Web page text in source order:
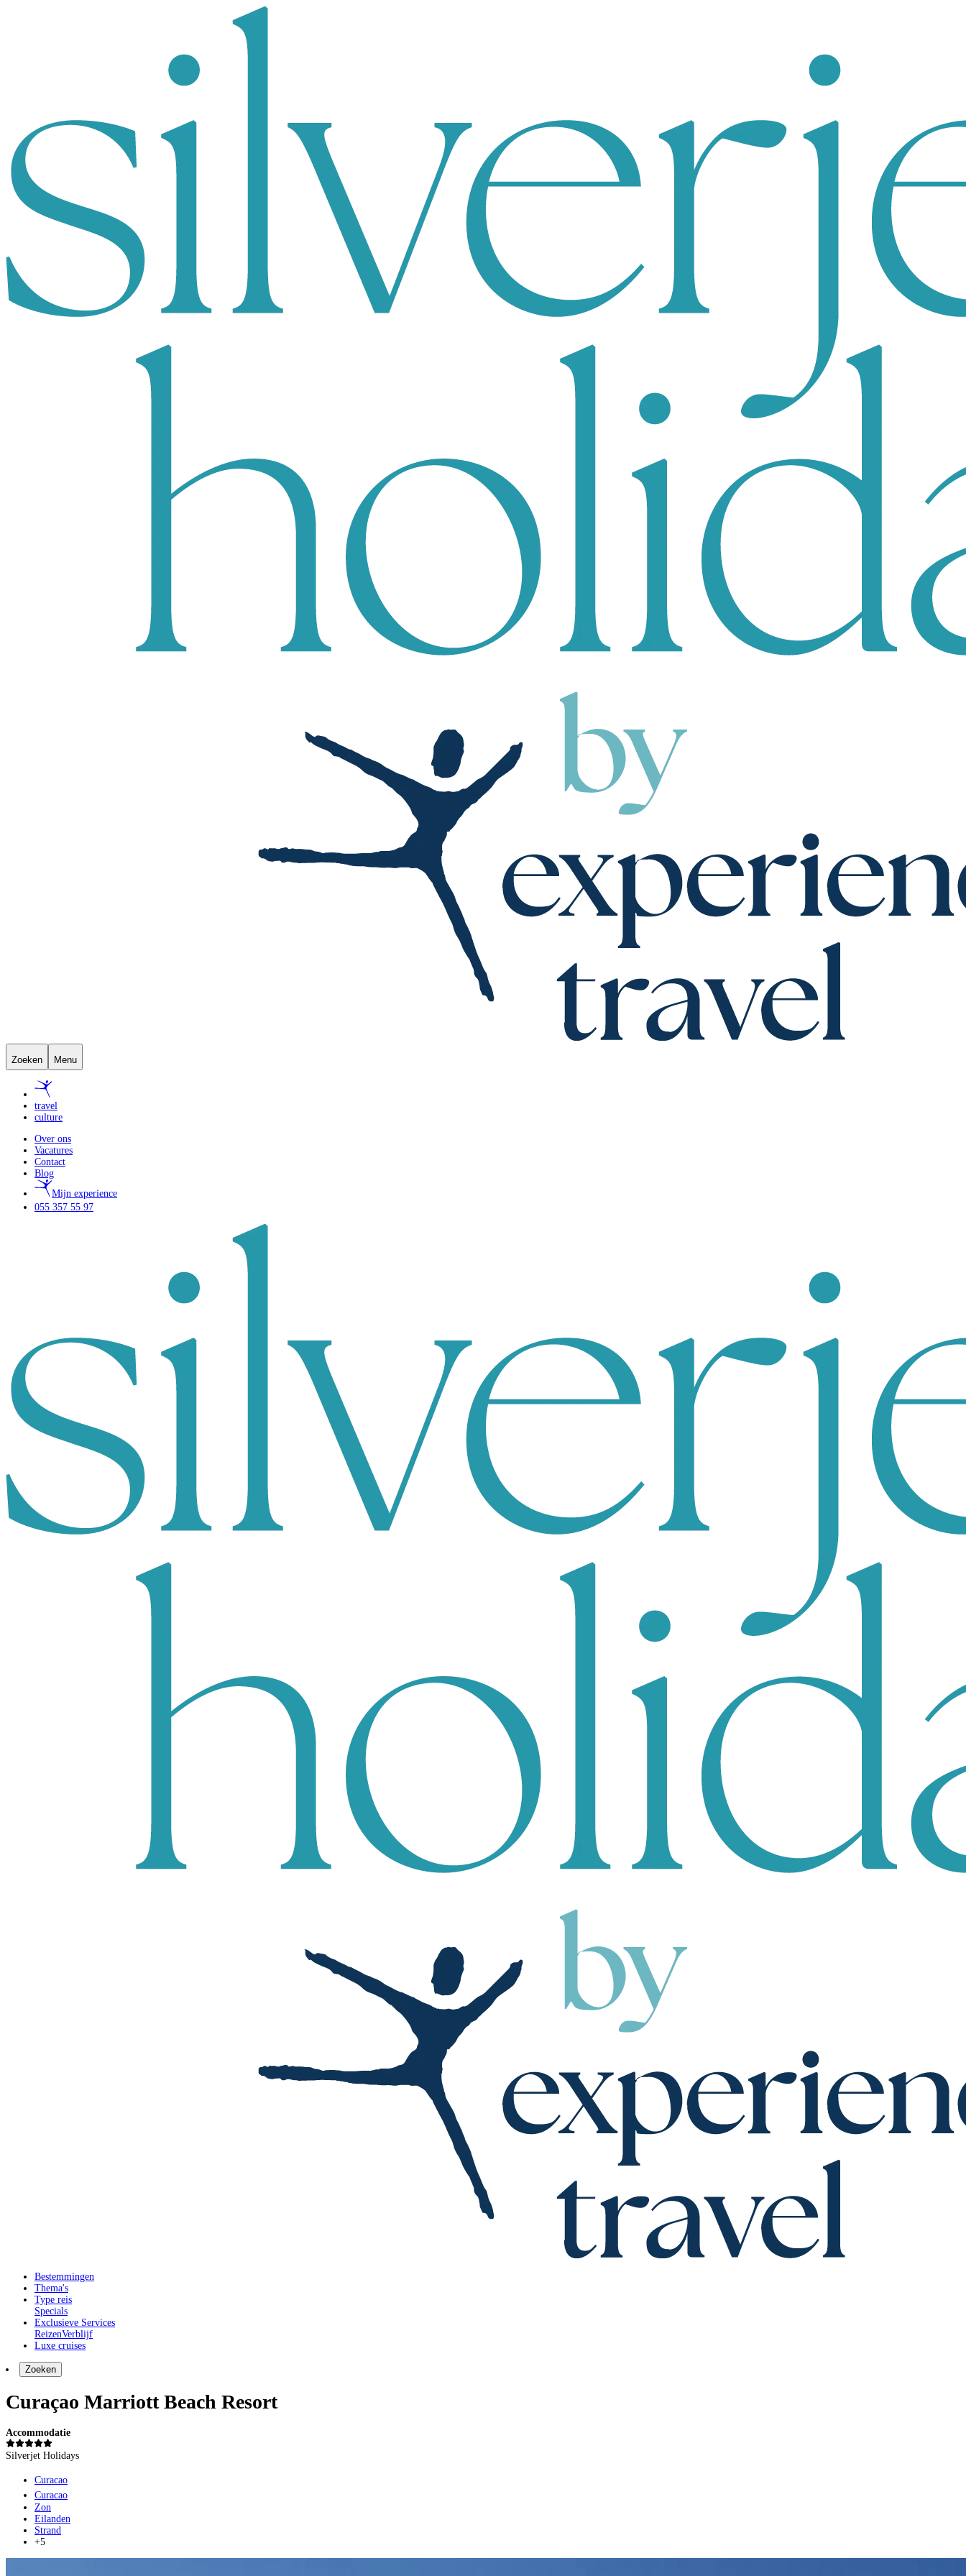
Zoeken Menu
travel
culture
Over ons
Vacatures
Contact
Blog
Mijn experience
055 357 55 97
Bestemmingen
Thema's
Type reis
Specials
Exclusieve Services
ReizenVerblijf
Luxe cruises
Zoeken
Curaçao Marriott Beach Resort
Accommodatie
Silverjet Holidays
Curacao
Curacao
Zon
Eilanden
Strand
+5